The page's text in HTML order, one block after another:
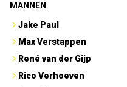
MANNEN
Jake Paul
Max Verstappen
René van der Gijp
Rico Verhoeven